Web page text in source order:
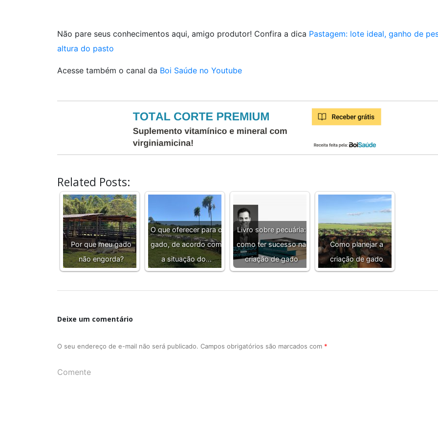
Não pare seus conhecimentos aqui, amigo produtor! Confira a dica Pastagem: lote ideal, ganho de
altura do pasto
Acesse também o canal da Boi Saúde no Youtube
Related Posts:
Por que meu gado
não engorda?
O que oferecer para o
gado, de acordo com
a situação do…
Livro sobre pecuária:
como ter sucesso na
criação de gado
Como planejar a
criação de gado
Deixe um comentário
O seu endereço de e-mail não será publicado. Campos obrigatórios são marcados com *